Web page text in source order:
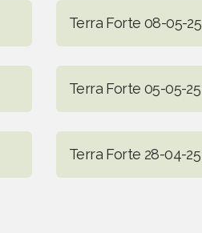
Terra Forte 08-05-25
Terra Forte 05-05-25
Terra Forte 28-04-25